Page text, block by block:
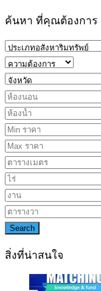
ค้นหา ที่คุณต้องการ
Search
สิ่งที่น่าสนใจ